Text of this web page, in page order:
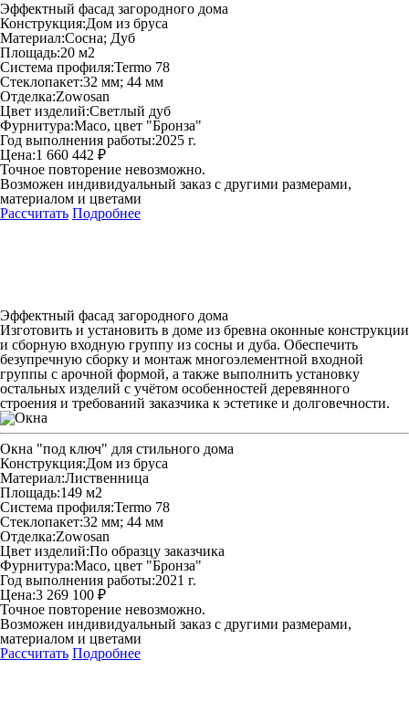
Эффектный фасад загородного дома
Конструкция:Дом из бруса
Материал:Сосна; Дуб
Площадь:20 м2
Система профиля:Termo 78
Стеклопакет:32 мм; 44 мм
Отделка:Zowosan
Цвет изделий:Светлый дуб
Фурнитура:Maco, цвет "Бронза"
Год выполнения работы:2025 г.
Цена:1 660 442 ₽
Точное повторение невозможно.
Возможен индивидуальный заказ с другими размерами,
материалом и цветами
Рассчитать Подробнее
Эффектный фасад загородного дома
Изготовить и установить в доме из бревна оконные конструкции
и сборную входную группу из сосны и дуба. Обеспечить
безупречную сборку и монтаж многоэлементной входной
группы с арочной формой, а также выполнить установку
остальных изделий с учётом особенностей деревянного
строения и требований заказчика к эстетике и долговечности.
Окна "под ключ" для стильного дома
Конструкция:Дом из бруса
Материал:Лиственница
Площадь:149 м2
Система профиля:Termo 78
Стеклопакет:32 мм; 44 мм
Отделка:Zowosan
Цвет изделий:По образцу заказчика
Фурнитура:Maco, цвет "Бронза"
Год выполнения работы:2021 г.
Цена:3 269 100 ₽
Точное повторение невозможно.
Возможен индивидуальный заказ с другими размерами,
материалом и цветами
Рассчитать Подробнее